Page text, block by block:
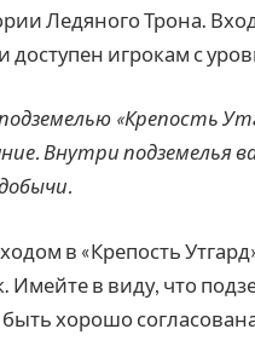
Ледяного Трона.
доступен игрокам с
подземелью «Крепость
Внутри подземелья
в «Крепость
Имейте в виду, что
хорошо